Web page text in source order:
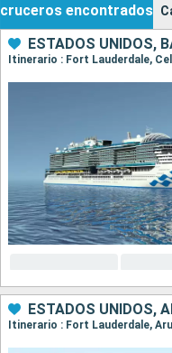
cruceros encontrados
ESTADOS UNIDOS,
Itinerario : Fort Lauderdale,
ESTADOS UNIDOS,
Itinerario : Fort Lauderdale,